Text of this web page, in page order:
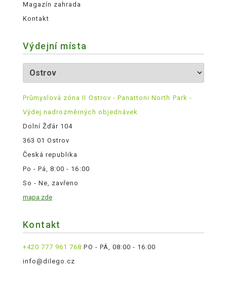
Magazín zahrada
Kontakt
Výdejní místa
Průmyslová zóna II Ostrov - Panattoni North Park -
Výdej nadrozměrných objednávek
Dolní Žďár 104
363 01 Ostrov
Česká republika
Po - Pá, 8:00 - 16:00
So - Ne, zavřeno
mapa zde
Kontakt
+420 777 961 768 PO - PÁ, 08:00 - 16:00
info@dilego.cz